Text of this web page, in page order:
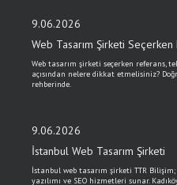
9.06.2026
Web Tasarım Şirketi
Web tasarım şirketi seçerken referans,
açısından nelere dikkat etmelisiniz?
rehberinde.
9.06.2026
İstanbul Web Tasarım Şirketi
İstanbul web tasarım şirketi TTR
yazılımı ve SEO hizmetleri sunar.